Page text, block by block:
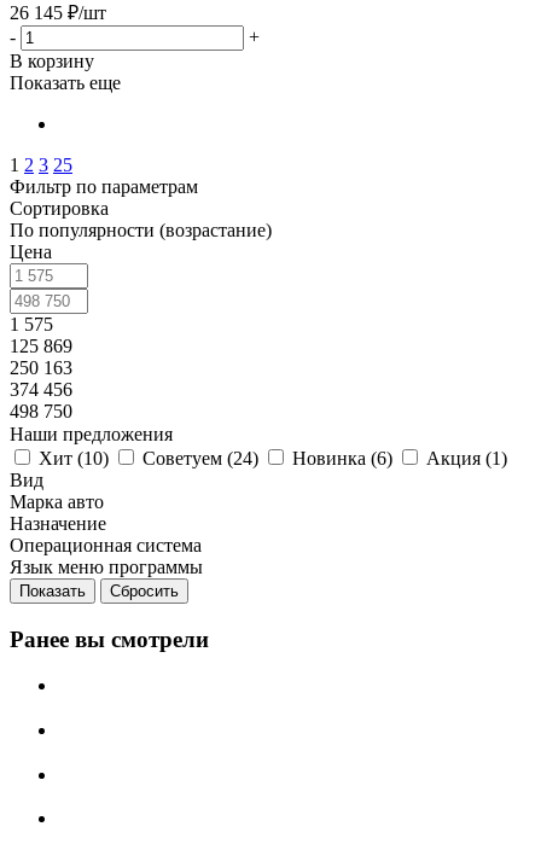
26 145 ₽/шт
-
+
В корзину
Показать еще
1 2 3 25
Фильтр по параметрам
Сортировка
По популярности (возрастание)
Цена
1 575
125 869
250 163
374 456
498 750
Наши предложения
Хит (10) Советуем (24) Новинка (6) Акция (1)
Вид
Марка авто
Назначение
Операционная система
Язык меню программы
Сбросить
Ранее вы смотрели